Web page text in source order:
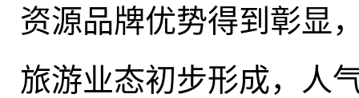
资源品牌优势得到彰显
旅游业态初步形成，人